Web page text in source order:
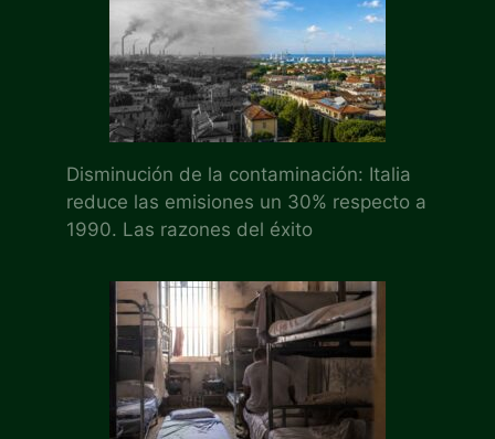
Disminución de la contaminación: Italia
reduce las emisiones un 30% respecto a
1990. Las razones del éxito